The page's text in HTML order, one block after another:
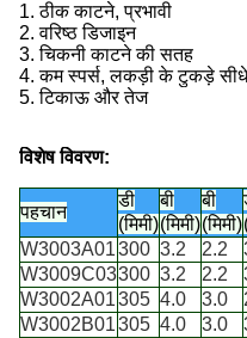
1. ठीक काटने, प्रभावी
2. वरिष्ठ डिजाइन
3. चिकनी काटने की सतह
4. कम स्पर्स, लकड़ी के टुकड़े
5. टिकाऊ और तेज
विशेष विवरण:
पहचान
डी
(मिमी)
बी
(मिमी)
बी
(मिमी)
W3003A01300 3.2 2.2
W3009C03300 3.2 2.2
W3002A01305 4.0 3.0
W3002B01305 4.0 3.0